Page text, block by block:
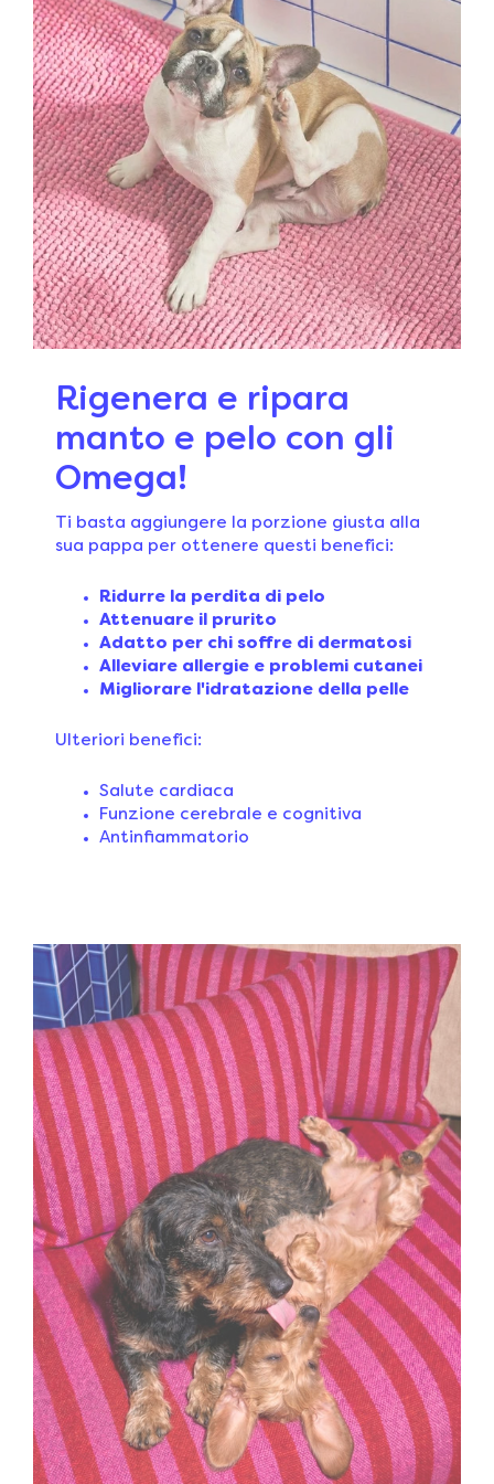
Rigenera e ripara
manto e pelo con gli
Omega!
Ti basta aggiungere la porzione giusta alla
sua pappa per ottenere questi benefici:
Ridurre la perdita di pelo
Attenuare il prurito
Adatto per chi soffre di dermatosi
Alleviare allergie e problemi cutanei
Migliorare l'idratazione della pelle
Ulteriori benefici:
Salute cardiaca
Funzione cerebrale e cognitiva
Antinfiammatorio